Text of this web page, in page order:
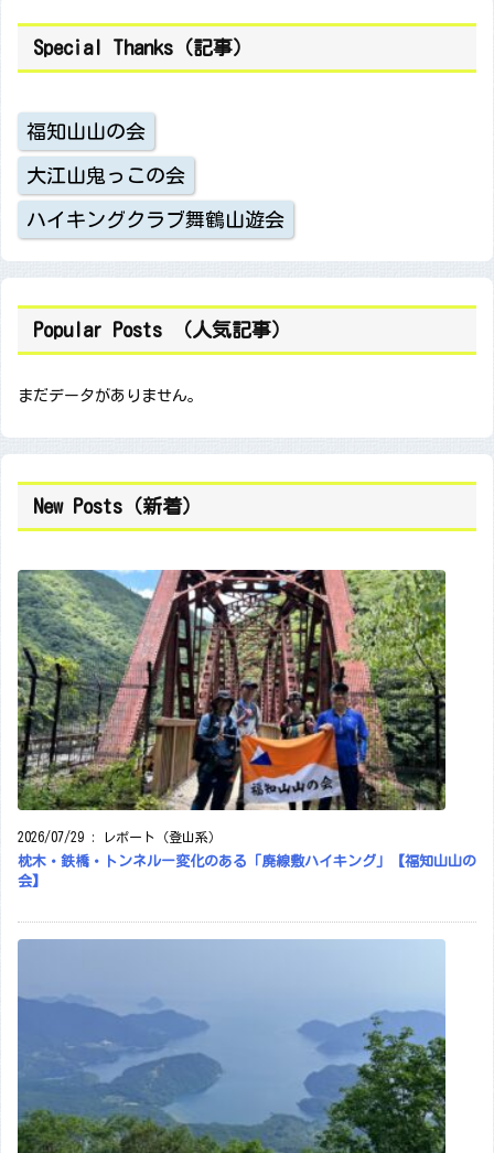
Special Thanks（記事）
福知山山の会
大江山鬼っこの会
ハイキングクラブ舞鶴山遊会
Popular Posts （人気記事）
まだデータがありません。
New Posts（新着）
2026/07/29 : レポート（登山系）
枕木・鉄橋・トンネルー変化のある「廃線敷ハイキング」【福知山山の
会】